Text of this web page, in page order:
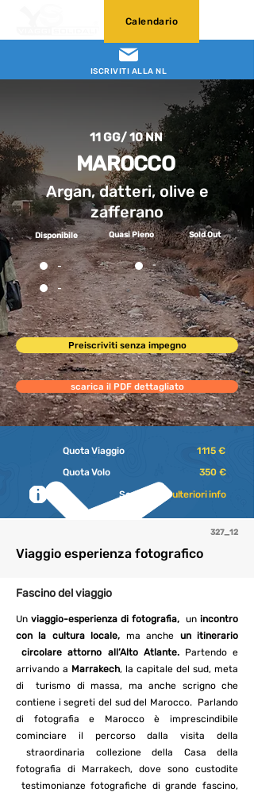
ISCRIVITI ALLA NL
Calendario
11 GG/ 10 NN
MAROCCO
Argan, datteri, olive e
zafferano
Disponibile Quasi Pieno Sold Out
-
-
-
Preiscriviti senza impegno
scarica il PDF dettagliato
Quota Viaggio
1115 €
Quota Volo
350 €
Scrivici per ulteriori info
327_12
Viaggio esperienza fotografico
Fascino del viaggio
Un viaggio-esperienza di fotografia, un incontro
con la cultura locale, ma anche un itinerario
circolare attorno all’Alto Atlante.Partendo e
arrivando a Marrakech, la capitale del sud, meta
di turismo di massa, ma anche scrigno che
contiene i segreti del sud del Marocco. Parlando
di fotografia e Marocco è imprescindibile
cominciare il percorso dalla visita della
straordinaria collezione della Casa della
fotografia di Marrakech, dove sono custodite
testimonianze fotografiche di grande fascino,